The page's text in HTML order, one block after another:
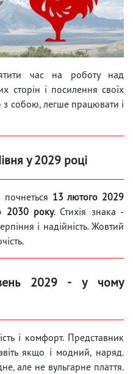
час на роботу над
сторін і посилення своїх
собою, легше працювати і
у 2029 році
13 лютого 2029
2030 року. Стихія знака -
і надійність. Жовтий
2029 - у чому
і комфорт. Представник
якщо і модний, наряд.
але не вульгарне плаття.